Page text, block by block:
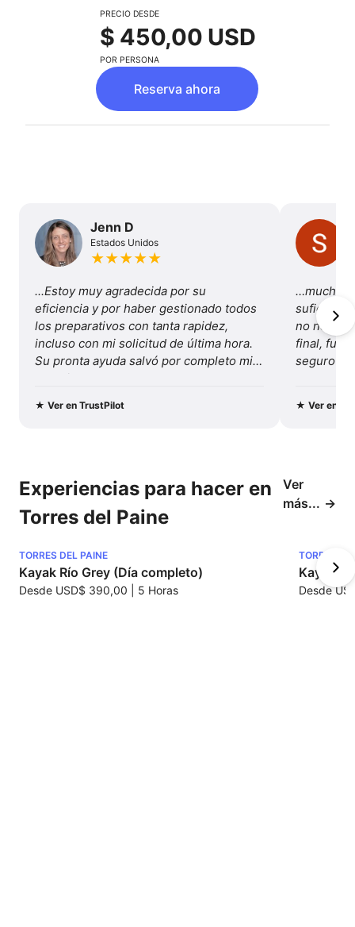
excursión - Navegación Lago Pehoé
$50.000 pesos ida y vuelta.
PRECIO DESDE
$ 450,00 USD
POR PERSONA
Reserva ahora
Jenn D
Estados Unidos
★★★★★
...Estoy muy agradecida por su
eficiencia y por haber gestionado todos
los preparativos con tanta rapidez,
incluso con mi solicitud de última hora.
Su pronta ayuda salvó por completo mis
vacaciones...
★ Ver en TrustPilot
…mucha
suficiente
no
final, fue
seguro y
★Ver en
Experiencias para hacer en
Torres del Paine
Ver
más...
TORRES DEL PAINE
Kayak Río Grey (Día completo)
Desde USD$ 390,00 5 Horas
TORRES
Kayak
Desde